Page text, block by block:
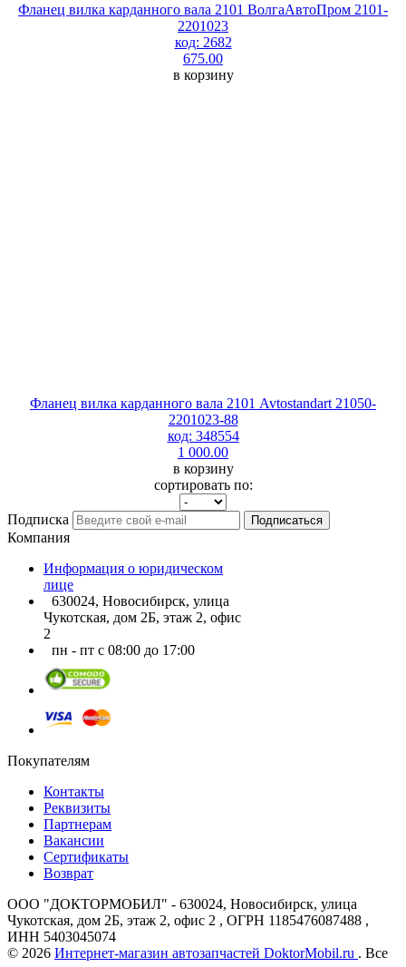
Фланец вилка карданного вала 2101 ВолгаАвтоПром 2101-
2201023
код: 2682
675.00
в корзину
Фланец вилка карданного вала 2101 Avtostandart 21050-
2201023-88
код: 348554
1 000.00
в корзину
сортировать по:
Подписка Подписаться
Компания
Информация о юридическом
лице
630024, Новосибирск, улица
Чукотская, дом 2Б, этаж 2, офис
2
пн - пт с 08:00 до 17:00
Покупателям
Контакты
Реквизиты
Партнерам
Вакансии
Сертификаты
Возврат
ООО "ДОКТОРМОБИЛ" - 630024, Новосибирск, улица
Чукотская, дом 2Б, этаж 2, офис 2 , ОГРН 1185476087488 ,
ИНН 5403045074
© 2026 Интернет-магазин автозапчастей DoktorMobil.ru . Все